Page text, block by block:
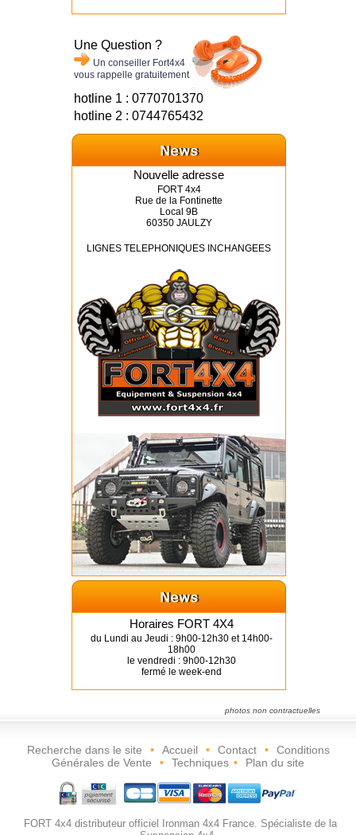
Une Question ?
Un conseiller Fort4x4
vous rappelle gratuitement
hotline 1 : 0770701370
hotline 2 : 0744765432
Nouvelle adresse
FORT 4x4
Rue de la Fontinette
Local 9B
60350 JAULZY
LIGNES TELEPHONIQUES INCHANGEES
Horaires FORT 4X4
du Lundi au Jeudi : 9h00-12h30 et 14h00-
18h00
le vendredi : 9h00-12h30
fermé le week-end
photos non contractuelles
Recherche dans le site • Accueil • Contact •
Conditions
Générales de Vente
• Techniques • Plan du site
FORT 4x4 distributeur officiel Ironman 4x4 France. Spécialiste de la